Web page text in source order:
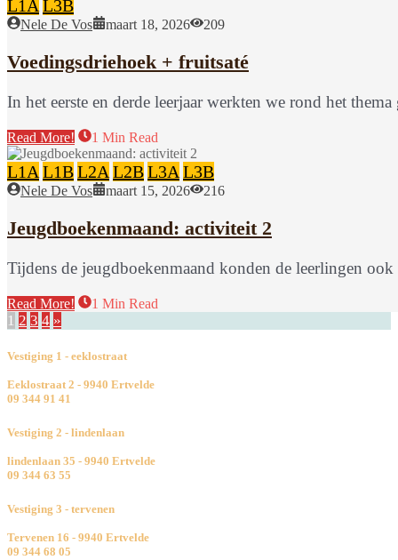
L1A L3B
Nele De Vos maart 18, 2026 209
Voedingsdriehoek + fruitsaté
In het eerste en derde leerjaar werkten we rond het
Read More! 1 Min Read
L1A L1BL2A L2BL3A L3B
Nele De Vos maart 15, 2026 216
Jeugdboekenmaand: activiteit 2
Tijdens de jeugdboekenmaand konden de leerlingen
Read More! 1 Min Read
1 2 3 4 »
Vestiging 1 - eeklostraat
Eeklostraat 2 - 9940 Ertvelde
09 344 91 41
Vestiging 2 - lindenlaan
lindenlaan 35 - 9940 Ertvelde
09 344 63 55
Vestiging 3 - tervenen
Tervenen 16 - 9940 Ertvelde
09 344 68 05